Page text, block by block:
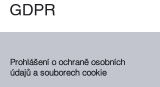
GDPR
Prohlášení o ochraně osobních
údajů a souborech cookie